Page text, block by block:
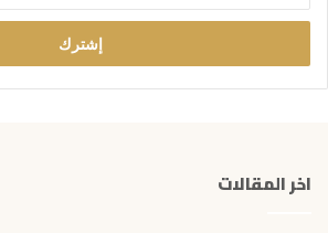
خ
ب
ر
اخر المقالات